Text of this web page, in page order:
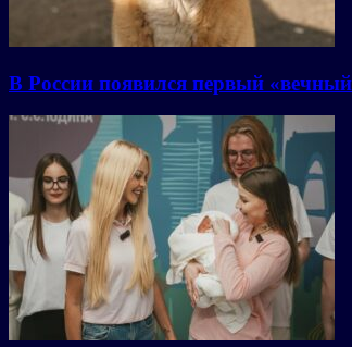
В России появился первый